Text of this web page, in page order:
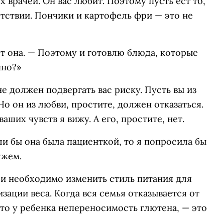
Пончики и картофель фри — это не
она. — Поэтому и готовлю блюда, которые
подвергать вас риску. Пусть вы из
он из любви, простите, должен отказаться.
чувств я вижу. А его, простите, нет.
бы она была пациенткой, то я попросила бы
необходимо изменить стиль питания для
веса. Когда вся семья отказывается от
у ребенка непереносимость глютена, — это